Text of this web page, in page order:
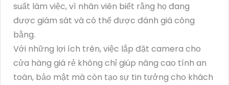
suất làm việc, vì nhân viên biết rằng họ đang
được giám sát và có thể được đánh giá công
bằng.
Với những lợi ích trên, việc lắp đặt camera cho
cửa hàng giá rẻ không chỉ giúp nâng cao tính an
toàn, bảo mật mà còn tạo sự tin tưởng cho khách